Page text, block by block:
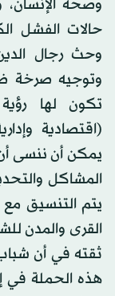
وصحة
حالات الفشل
وحث رجال
وتوجيه صرخة
تكون لها
(اقتصادية
يمكن أن ننسى
المشاكل
يتم التنسيق
القرى والمدن
ثقته في أن